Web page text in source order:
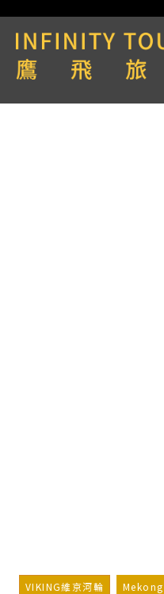
VIKING維京河輪